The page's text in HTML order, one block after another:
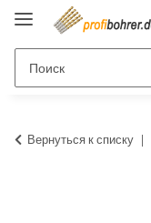
Вернуться к списку